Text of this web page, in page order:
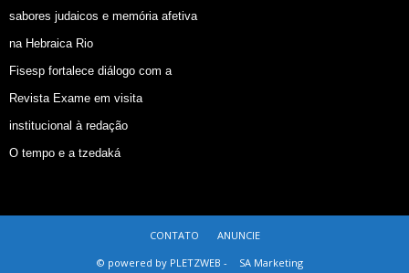
sabores judaicos e memória afetiva
na Hebraica Rio
Fisesp fortalece diálogo com a
Revista Exame em visita
institucional à redação
O tempo e a tzedaká
CONTATO
ANUNCIE
© powered by PLETZWEB -
SA Marketing